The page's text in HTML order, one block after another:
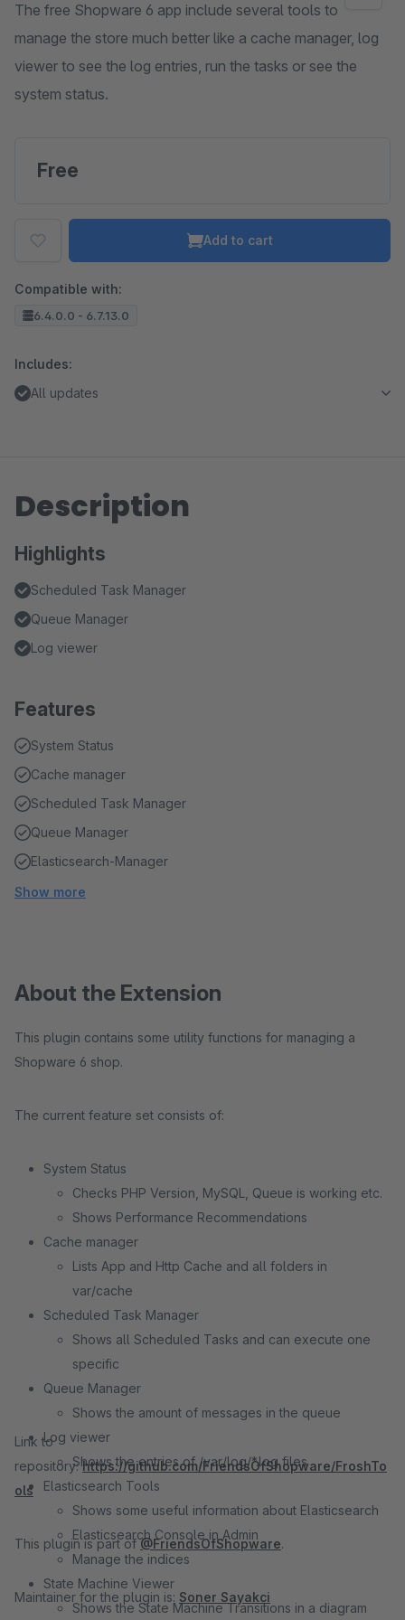
The free Shopware 6 app include several tools to
manage the store much better like a cache manager, log
viewer to see the log entries, run the tasks or see the
system status.
Free
Add to cart
Compatible with:
6.4.0.0 - 6.7.13.0
Includes:
All updates
Description
Highlights
Scheduled Task Manager
Queue Manager
Log viewer
Features
System Status
Cache manager
Scheduled Task Manager
Queue Manager
Elasticsearch-Manager
Show more
About the Extension
This plugin contains some utility functions for managing a
Shopware 6 shop.
The current feature set consists of:
System Status
Checks PHP Version, MySQL, Queue is working etc.
Shows Performance Recommendations
Cache manager
Lists App and Http Cache and all folders in
var/cache
Scheduled Task Manager
Shows all Scheduled Tasks and can execute one
specific
Queue Manager
Shows the amount of messages in the queue
Log viewer
Shows the entries of /var/log/*.log files
Elasticsearch Tools
Shows some useful information about Elasticsearch
Elasticsearch Console in Admin
Manage the indices
State Machine Viewer
Shows the State Machine Transitions in a diagram
Link to
repository:https://github.com/FriendsOfShopware/FroshTo
ols
This plugin is part of@FriendsOfShopware.
Maintainer for the plugin is: Soner Sayakci